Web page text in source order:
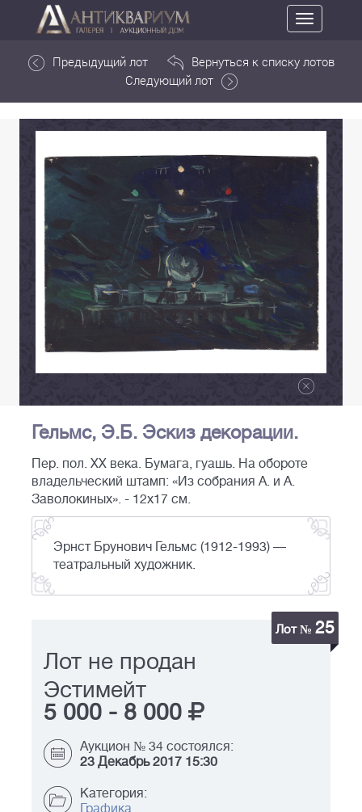
Toggle
navigation
Предыдущий лот
Вернуться к списку лотов
Следующий лот
Гельмс, Э.Б. Эскиз декорации.
Пер. пол. XX века. Бумага, гуашь. На обороте
владельческий штамп: «Из собрания А. и А.
Заволокиных». - 12х17 см.
Эрнст Брунович Гельмс (1912-1993) —
театральный художник.
Лот № 25
Лот не продан
Эстимейт
5 000 - 8 000
Аукцион № 34 состоялся:
23 Декабрь 2017 15:30
Категория:
Графика